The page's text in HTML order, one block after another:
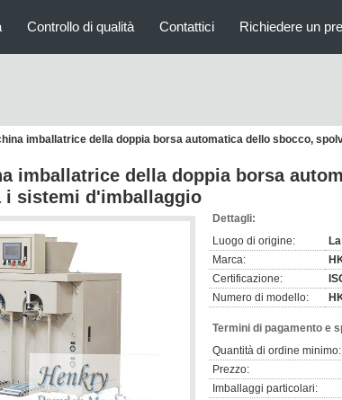
Controllo di qualità Contattici Richiedere un
imballatrice della doppia borsa automatica dello sbocco,
imballatrice della doppia borsa
i sistemi d'imballaggio
Dettagli:
Luogo di origine:
Marca:
Certificazione:
Numero di modello:
Termini di pagamento e
Quantità di ordine minimo:
Prezzo:
Imballaggi particolari: